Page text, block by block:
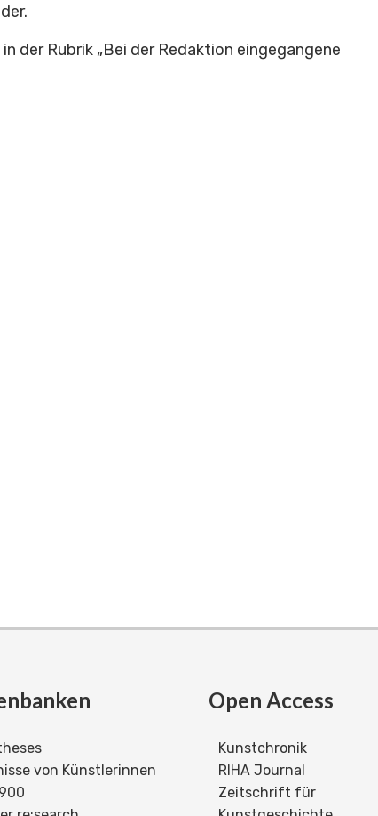
der Rubrik „Bei der Redaktion eingegangene
von Künstlerinnen
Open Access
Kunstchronik
RIHA Journal
Zeitschrift für